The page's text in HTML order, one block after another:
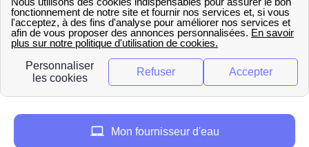
Services eau Toulon
Services eau Strasbourg
Nos outils
🛁 Simulateur consommation eau
💧 Comparer les fournisseurs
d’eau
Mon fournisseur d'eau